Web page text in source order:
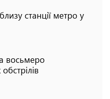
станції метро у
восьмеро